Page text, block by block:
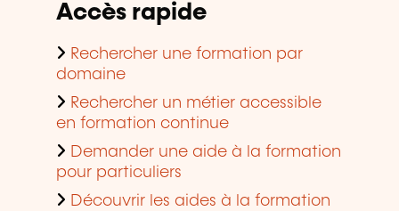
Accès rapide
Rechercher une formation par
domaine
Rechercher un métier accessible
en formation continue
Demander une aide à la formation
pour particuliers
Découvrir les aides à la formation